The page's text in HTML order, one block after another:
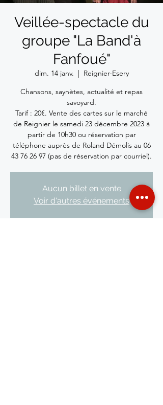
Veillée-spectacle du
groupe "La Band'à
Fanfoué"
dim. 14 janv.
  |
Reignier-Esery
Chansons, saynètes, actualité et repas
savoyard.
Tarif : 20€. Vente des cartes sur le marché
de Reignier le samedi 23 décembre 2023 à
partir de 10h30 ou réservation par
téléphone auprès de Roland Démolis au 06
43 76 26 97 (pas de réservation par courriel).
Aucun billet en vente
Voir d'autres événements